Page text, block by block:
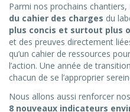
Parmi nos prochains chantiers,
du cahier des charges du
plus concis et surtout plus
et des preuves directement
qu’un cahier de ressources
l’action. Une année de
chacun de se l’approprier
Nous allons aussi renforcer
8 nouveaux indicateurs